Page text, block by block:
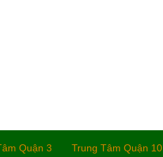
Quận 3 Trung Tâm Quận 10